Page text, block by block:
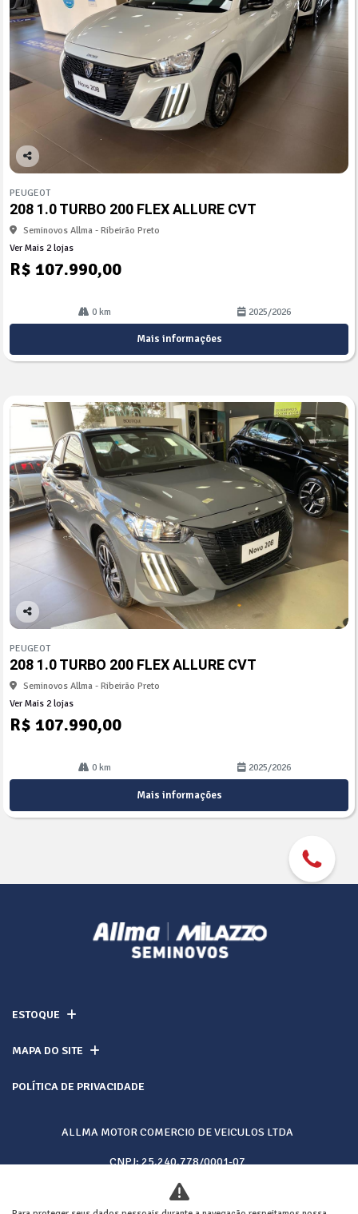
Co
arti
lhe
PEUGEOT
208 1.0 TURBO 200 FLEX ALLURE CVT
Seminovos Allma - Ribeirão Preto
Ver Mais 2 lojas
R$ 107.990,00
0 km 2025/2026
Mais informações
Co
arti
lhe
PEUGEOT
208 1.0 TURBO 200 FLEX ALLURE CVT
Seminovos Allma - Ribeirão Preto
Ver Mais 2 lojas
R$ 107.990,00
0 km 2025/2026
Mais informações
ESTOQUE
MAPA DO SITE
POLÍTICA DE PRIVACIDADE
ALLMA MOTOR COMERCIO DE VEICULOS LTDA
CNPJ: 25.240.778/0001-07